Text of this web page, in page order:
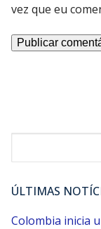
vez que eu
ÚLTIMAS
Colombia inicia